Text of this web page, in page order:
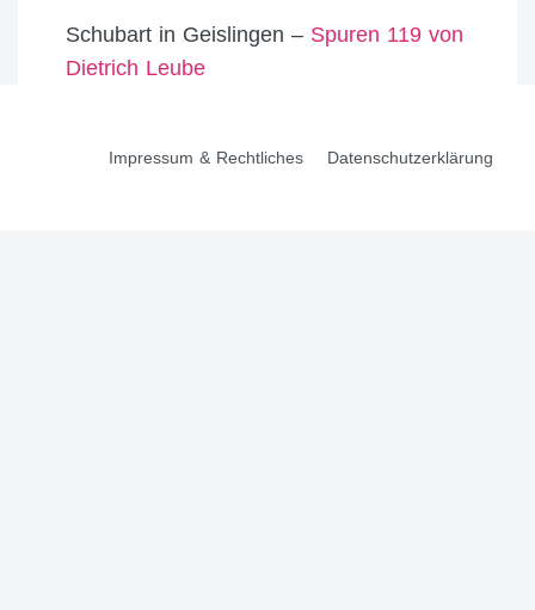
Schubart in Geislingen – Spuren 119 von
Dietrich Leube
Impressum & Rechtliches Datenschutzerklärung